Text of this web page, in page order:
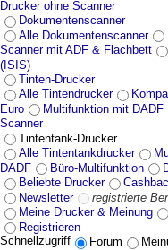
Drucker ohne Scanner
Dokumentenscanner
Alle Dokumentenscanner
Scanner mit ADF & Flachbett
(ISIS)
Tinten-Drucker
Alle Tintendrucker
Euro
Multifunktion mit DADF
Scanner
Tintentank-Drucker
Alle Tintentankdrucker
DADF
Büro-Multifunktion
Beliebte Drucker
Newsletter
registrierte
Meine Drucker & Meinung
Registrieren
Schnellzugriff
Forum